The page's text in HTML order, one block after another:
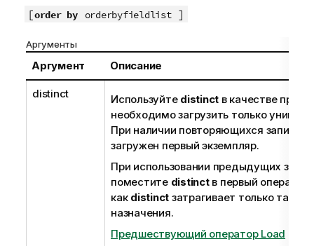
[order by orderbyfieldlist]
Аргументы
Аргумент Описание
distinct Используйте distinct в качестве
необходимо загрузить только
При наличии повторяющихся записей
загружен первый экземпляр.
При использовании предыдущих
поместите distinctв первый оператор
как distinct затрагивает только
назначения.
Предшествующий оператор Load